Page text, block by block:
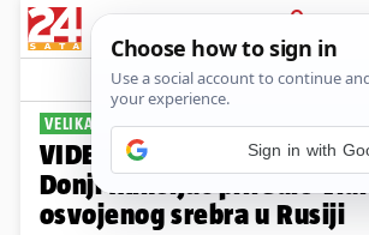
PRIJAVA
Sport
VELIKA FEŠTA U LJETO 2018.
VIDEO Pogledajte ludnicu
Donji Miholjac priredio
osvojenog srebra u Rusiji